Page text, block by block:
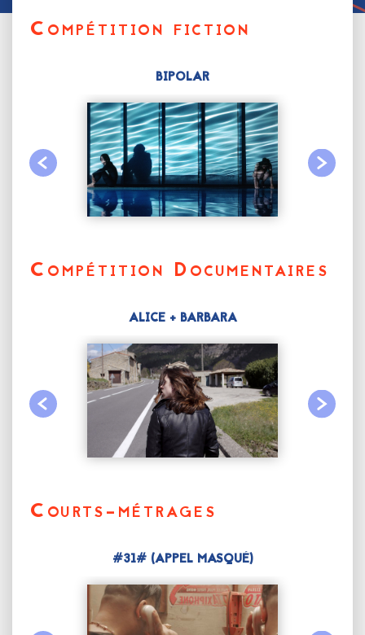
Compétition fiction
BIPOLAR
Compétition Documentaires
ALICE + BARBARA
Courts-métrages
#31# (APPEL MASQUÉ)